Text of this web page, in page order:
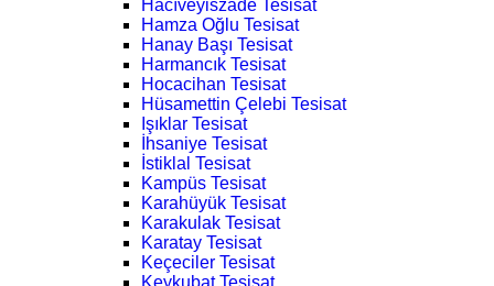
Hacıveyiszade Tesisat
Hamza Oğlu Tesisat
Hanay Başı Tesisat
Harmancık Tesisat
Hocacihan Tesisat
Hüsamettin Çelebi Tesisat
Işıklar Tesisat
İhsaniye Tesisat
İstiklal Tesisat
Kampüs Tesisat
Karahüyük Tesisat
Karakulak Tesisat
Karatay Tesisat
Keçeciler Tesisat